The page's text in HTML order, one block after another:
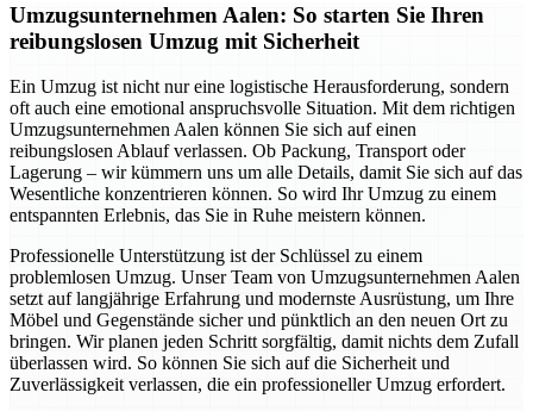
Umzugsunternehmen Aalen: So starten Sie Ihren
reibungslosen Umzug mit Sicherheit
Ein Umzug ist nicht nur eine logistische Herausforderung, sondern
oft auch eine emotional anspruchsvolle Situation. Mit dem richtigen
Umzugsunternehmen Aalen können Sie sich auf einen
reibungslosen Ablauf verlassen. Ob Packung, Transport oder
Lagerung – wir kümmern uns um alle Details, damit Sie sich auf das
Wesentliche konzentrieren können. So wird Ihr Umzug zu einem
entspannten Erlebnis, das Sie in Ruhe meistern können.
Professionelle Unterstützung ist der Schlüssel zu einem
problemlosen Umzug. Unser Team von Umzugsunternehmen Aalen
setzt auf langjährige Erfahrung und modernste Ausrüstung, um Ihre
Möbel und Gegenstände sicher und pünktlich an den neuen Ort zu
bringen. Wir planen jeden Schritt sorgfältig, damit nichts dem Zufall
überlassen wird. So können Sie sich auf die Sicherheit und
Zuverlässigkeit verlassen, die ein professioneller Umzug erfordert.